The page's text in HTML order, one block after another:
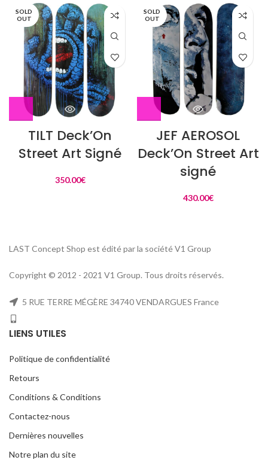
SOLD
OUT
TILT Deck’On
Street Art Signé
350.00€
SOLD
OUT
JEF AEROSOL
Deck’On Street Art
signé
430.00€
LAST Concept Shop est édité par la société V1 Group
Copyright © 2012 - 2021 V1 Group. Tous droits réservés.
5 RUE TERRE MÉGÈRE 34740 VENDARGUES France
LIENS UTILES
Politique de confidentialité
Retours
Conditions & Conditions
Contactez-nous
Dernières nouvelles
Notre plan du site